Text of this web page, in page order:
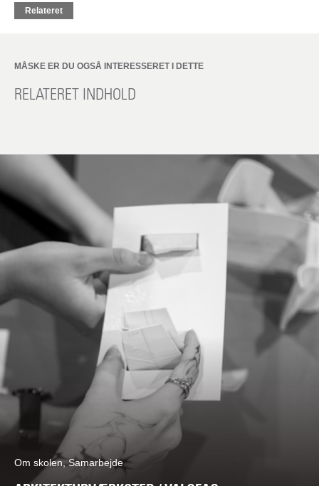
Relateret
MÅSKE ER DU OGSÅ INTERESSERET I DETTE
RELATERET INDHOLD
Om skolen, Samarbejde